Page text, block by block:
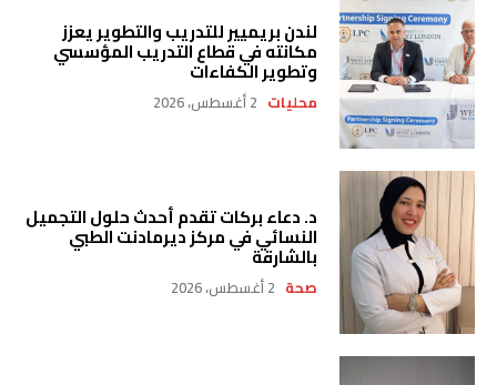
لندن بريميير للتدريب والتطوير يعزز
مكانته في قطاع التدريب المؤسسي
وتطوير الكفاءات
محليات 2 أغسطس، 2026
د. دعاء بركات تقدم أحدث حلول التجميل
النسائي في مركز ديرمادنت الطبي
بالشارقة
صحة 2 أغسطس، 2026